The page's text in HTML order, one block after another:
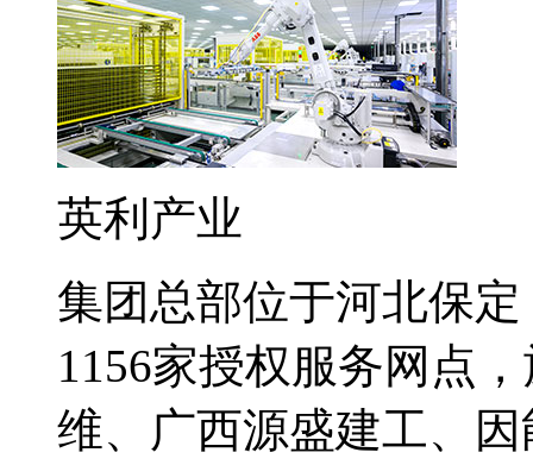
英利产业
集团总部位于河北保
1156家授权服务网点
维、广西源盛建工、